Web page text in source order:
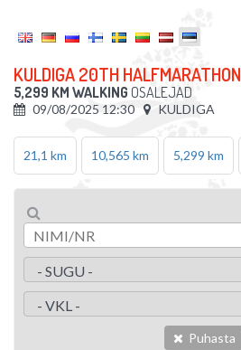
KULDIGA 20TH HALFMARATHON
5,299 KM WALKING OSALEJAD
09/08/2025 12:30 KULDIGA
21,1 km 10,565 km 5,299 km
Puhasta